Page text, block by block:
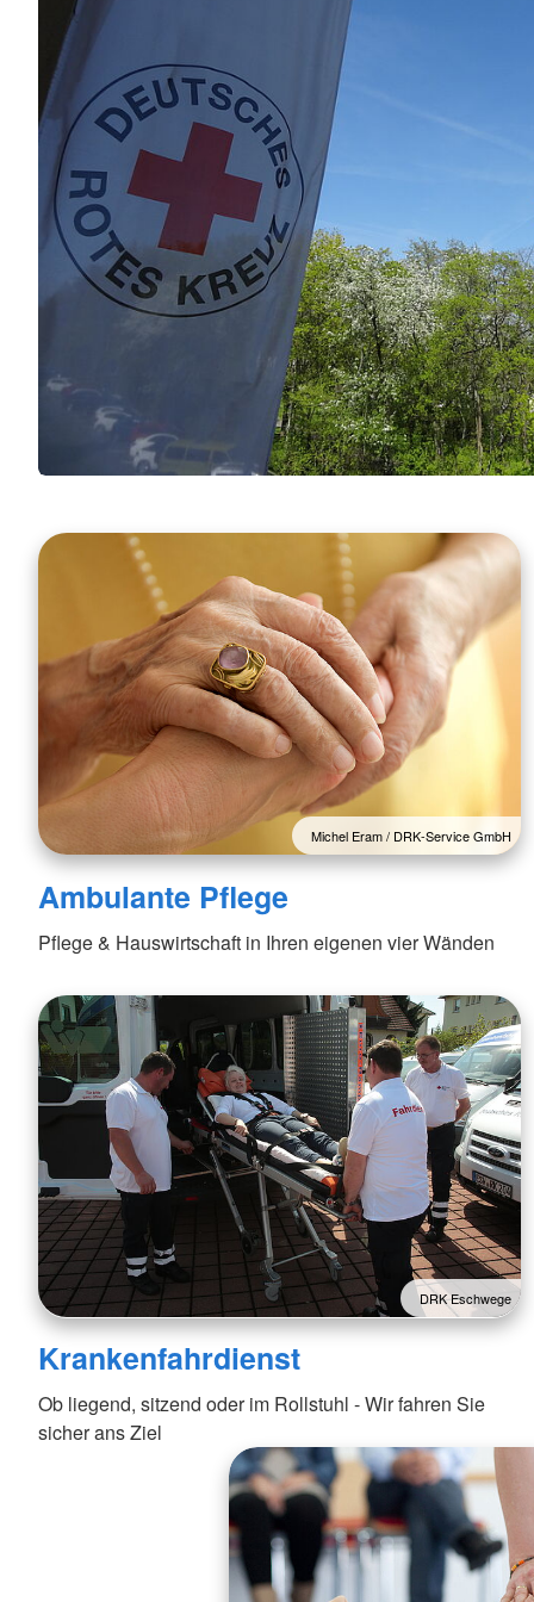
Michel Eram / DRK-Service GmbH
Ambulante Pflege
Pflege & Hauswirtschaft in Ihren eigenen vier Wänden
DRK Eschwege
Krankenfahrdienst
Ob liegend, sitzend oder im Rollstuhl - Wir fahren Sie
sicher ans Ziel